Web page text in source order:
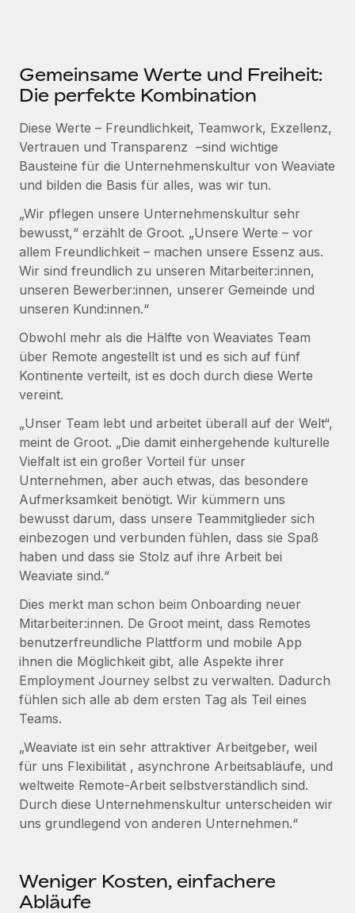
Gemeinsame Werte und Freiheit:
Die perfekte Kombination
Diese Werte – Freundlichkeit, Teamwork, Exzellenz,
Vertrauen und Transparenz –sind wichtige
Bausteine für die Unternehmenskultur von Weaviate
und bilden die Basis für alles, was wir tun.
„Wir pflegen unsere Unternehmenskultur sehr
bewusst,“ erzählt de Groot. „Unsere Werte – vor
allem Freundlichkeit – machen unsere Essenz aus.
Wir sind freundlich zu unseren Mitarbeiter:innen,
unseren Bewerber:innen, unserer Gemeinde und
unseren Kund:innen.“
Obwohl mehr als die Hälfte von Weaviates Team
über Remote angestellt ist und es sich auf fünf
Kontinente verteilt, ist es doch durch diese Werte
vereint.
„Unser Team lebt und arbeitet überall auf der Welt“,
meint de Groot. „Die damit einhergehende kulturelle
Vielfalt ist ein großer Vorteil für unser
Unternehmen, aber auch etwas, das besondere
Aufmerksamkeit benötigt. Wir kümmern uns
bewusst darum, dass unsere Teammitglieder sich
einbezogen und verbunden fühlen, dass sie Spaß
haben und dass sie Stolz auf ihre Arbeit bei
Weaviate sind.“
Dies merkt man schon beim Onboarding neuer
Mitarbeiter:innen. De Groot meint, dass Remotes
benutzerfreundliche Plattform und mobile App
ihnen die Möglichkeit gibt, alle Aspekte ihrer
Employment Journey selbst zu verwalten. Dadurch
fühlen sich alle ab dem ersten Tag als Teil eines
Teams.
„Weaviate ist ein sehr attraktiver Arbeitgeber, weil
für uns Flexibilität , asynchrone Arbeitsabläufe, und
weltweite Remote-Arbeit selbstverständlich sind.
Durch diese Unternehmenskultur unterscheiden wir
uns grundlegend von anderen Unternehmen.“
Weniger Kosten, einfachere
Abläufe